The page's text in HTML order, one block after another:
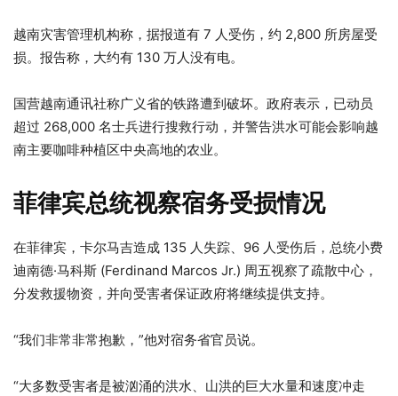
越南灾害管理机构称，据报道有 7 人受伤，约 2,800 所房屋受
损。报告称，大约有 130 万人没有电。
国营越南通讯社称广义省的铁路遭到破坏。政府表示，已动员
超过 268,000 名士兵进行搜救行动，并警告洪水可能会影响越
南主要咖啡种植区中央高地的农业。
菲律宾总统视察宿务受损情况
在菲律宾，卡尔马吉造成 135 人失踪、96 人受伤后，总统小费
迪南德·马科斯 (Ferdinand Marcos Jr.) 周五视察了疏散中心，
分发救援物资，并向受害者保证政府将继续提供支持。
“我们非常非常抱歉，”他对宿务省官员说。
“大多数受害者是被汹涌的洪水、山洪的巨大水量和速度冲走